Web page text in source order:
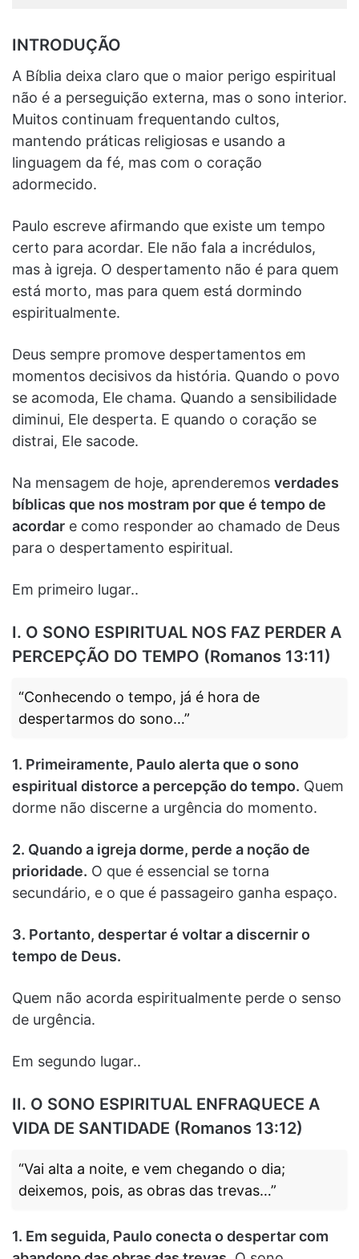
INTRODUÇÃO
A Bíblia deixa claro que o maior perigo espiritual
não é a perseguição externa, mas o sono interior.
Muitos continuam frequentando cultos,
mantendo práticas religiosas e usando a
linguagem da fé, mas com o coração
adormecido.
Paulo escreve afirmando que existe um tempo
certo para acordar. Ele não fala a incrédulos,
mas à igreja. O despertamento não é para quem
está morto, mas para quem está dormindo
espiritualmente.
Deus sempre promove despertamentos em
momentos decisivos da história. Quando o povo
se acomoda, Ele chama. Quando a sensibilidade
diminui, Ele desperta. E quando o coração se
distrai, Ele sacode.
Na mensagem de hoje, aprenderemos verdades
bíblicas que nos mostram por que é tempo de
acordar e como responder ao chamado de Deus
para o despertamento espiritual.
Em primeiro lugar..
I. O SONO ESPIRITUAL NOS FAZ PERDER A
PERCEPÇÃO DO TEMPO (Romanos 13:11)
“Conhecendo o tempo, já é hora de
despertarmos do sono…”
1. Primeiramente, Paulo alerta que o sono
espiritual distorce a percepção do tempo. Quem
dorme não discerne a urgência do momento.
2. Quando a igreja dorme, perde a noção de
prioridade. O que é essencial se torna
secundário, e o que é passageiro ganha espaço.
3. Portanto, despertar é voltar a discernir o
tempo de Deus.
Quem não acorda espiritualmente perde o senso
de urgência.
Em segundo lugar..
II. O SONO ESPIRITUAL ENFRAQUECE A
VIDA DE SANTIDADE (Romanos 13:12)
“Vai alta a noite, e vem chegando o dia;
deixemos, pois, as obras das trevas…”
1. Em seguida, Paulo conecta o despertar com